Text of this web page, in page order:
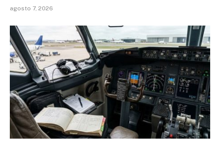
agosto 7, 2026